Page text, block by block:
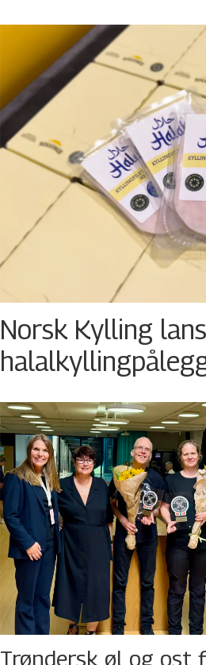
Norsk Kylling
Trøndersk øl og ost